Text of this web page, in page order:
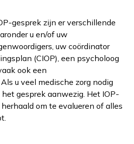
gesprek zijn er verschillende
u en/of uw
uw coördinator
(CIOP), een psycholoog
ook een
u veel medische zorg nodig
gesprek aanwezig. Het IOP-
om te evalueren of alles